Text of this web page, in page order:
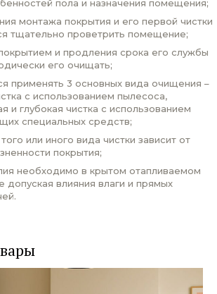
пола и назначения помещения;
монтажа покрытия и его первой чистки
тщательно проветрить помещение;
и продления срока его службы
его очищать;
применять 3 основных вида очищения –
с использованием пылесоса,
и глубокая чистка с использованием
специальных средств;
или иного вида чистки зависит от
покрытия;
необходимо в крытом отапливаемом
допуская влияния влаги и прямых